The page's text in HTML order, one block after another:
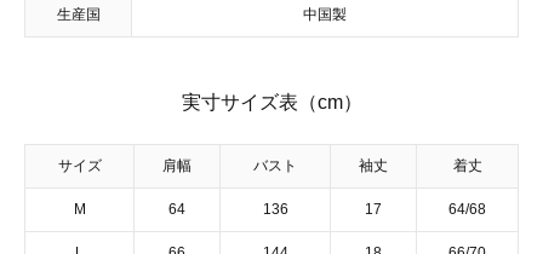
生産国 中国製
実寸サイズ表（cm）
サイズ 肩幅 バスト 袖丈 着丈
M 64 136 17 64/68